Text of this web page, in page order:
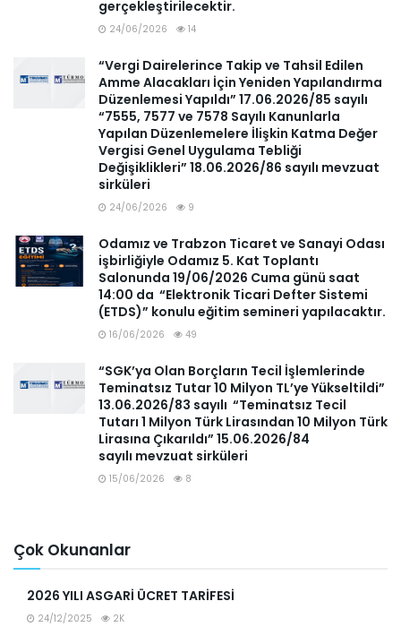
gerçekleştirilecektir.
24/06/2026 14
“Vergi Dairelerince Takip ve Tahsil Edilen
Amme Alacakları İçin Yeniden Yapılandırma
Düzenlemesi Yapıldı” 17.06.2026/85 sayılı
“7555, 7577 ve 7578 Sayılı Kanunlarla
Yapılan Düzenlemelere İlişkin Katma Değer
Vergisi Genel Uygulama Tebliği
Değişiklikleri” 18.06.2026/86 sayılı mevzuat
sirküleri
24/06/2026 9
Odamız ve Trabzon Ticaret ve Sanayi Odası
işbirliğiyle Odamız 5. Kat Toplantı
Salonunda 19/06/2026 Cuma günü saat
14:00 da “Elektronik Ticari Defter Sistemi
(ETDS)” konulu eğitim semineri yapılacaktır.
16/06/2026 49
“SGK’ya Olan Borçların Tecil İşlemlerinde
Teminatsız Tutar 10 Milyon TL’ye Yükseltildi”
13.06.2026/83 sayılı “Teminatsız Tecil
Tutarı 1 Milyon Türk Lirasından 10 Milyon Türk
Lirasına Çıkarıldı” 15.06.2026/84
sayılı mevzuat sirküleri
15/06/2026 8
Çok Okunanlar
2026 YILI ASGARİ ÜCRET TARİFESİ
24/12/2025 2K